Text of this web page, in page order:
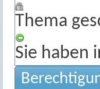
Thema
Sie haben